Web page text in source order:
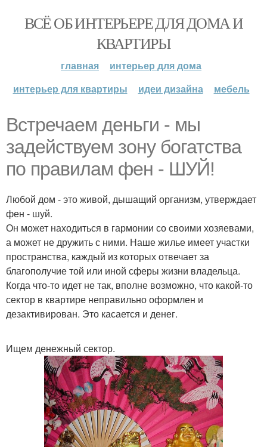
ВСЁ ОБ ИНТЕРЬЕРЕ ДЛЯ ДОМА И
КВАРТИРЫ
главная
интерьер для дома
интерьер для квартиры
идеи дизайна мебель
Встречаем деньги - мы
задействуем зону богатства
по правилам фен - ШУЙ!
Любой дом - это живой, дышащий организм, утверждает
фен - шуй.
Он может находиться в гармонии со своими хозяевами,
а может не дружить с ними. Наше жилье имеет участки
пространства, каждый из которых отвечает за
благополучие той или иной сферы жизни владельца.
Когда что-то идет не так, вполне возможно, что какой-то
сектор в квартире неправильно оформлен и
дезактивирован. Это касается и денег.
Ищем денежный сектор.